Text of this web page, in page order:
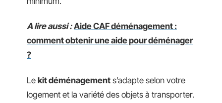
A lire aussi : Aide CAF déménagement :
comment obtenir une aide pour déménager
?
Le kit déménagement s’adapte selon votre
logement et la variété des objets à transporter.